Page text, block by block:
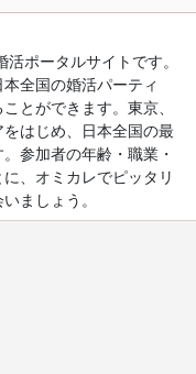
ポータルサイトです。
全国の婚活パーティ
とができます。東京、
はじめ、日本全国の最
参加者の年齢・職業・
、オミカレでピッタリ
ましょう。